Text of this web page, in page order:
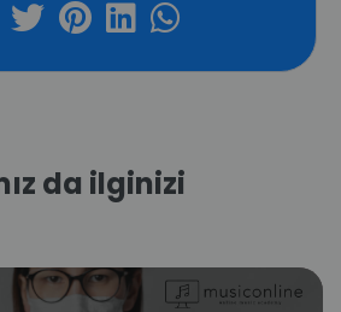
da ilginizi